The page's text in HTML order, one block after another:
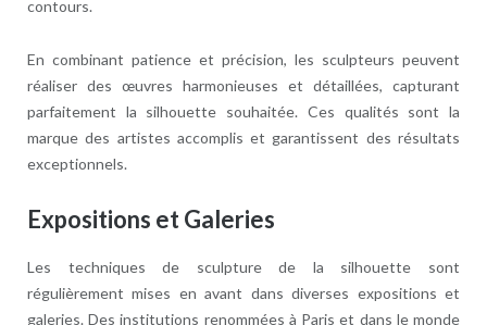
contours.
En combinant patience et précision, les sculpteurs peuvent
réaliser des œuvres harmonieuses et détaillées, capturant
parfaitement la silhouette souhaitée. Ces qualités sont la
marque des artistes accomplis et garantissent des résultats
exceptionnels.
Expositions et Galeries
Les techniques de sculpture de la silhouette sont
régulièrement mises en avant dans diverses expositions et
galeries. Des institutions renommées à Paris et dans le monde